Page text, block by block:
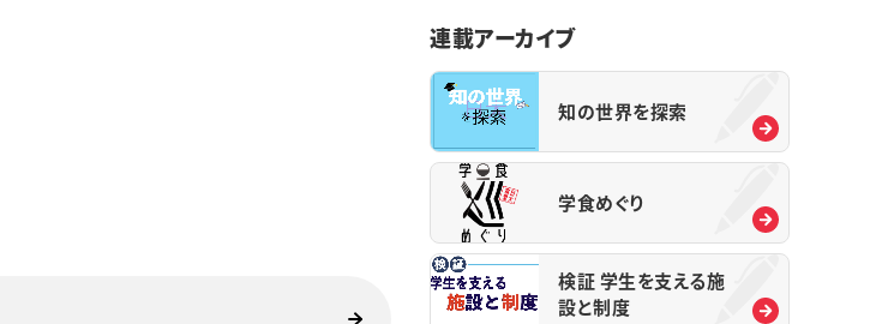
連載アーカイブ
知の世界を探索
学食めぐり
検証 学生を支える施
設と制度